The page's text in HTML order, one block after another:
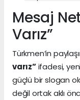
Mesaj
Varız”
Türkmen’in
varız”ifadesi,
güçlü bir slogan
değil ortak aklı